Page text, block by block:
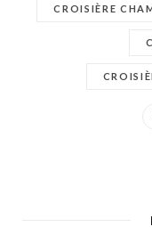
CROISIÈRE